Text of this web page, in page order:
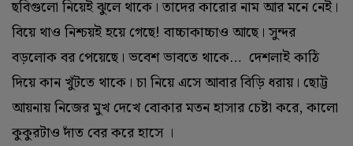
ছবিগুলো নিয়েই ঝুলে থাকে। তাদের কারোর নাম আর মনে নেই।
বিয়ে থাও নিশ্চয়ই হয়ে গেছে! বাচ্চাকাচ্চাও আছে। সুন্দর
বড়লোক বর পেয়েছে। ভবেশ ভাবতে থাকে… দেশলাই কাঠি
দিয়ে কান খুঁটতে থাকে। চা নিয়ে এসে আবার বিড়ি ধরায়। ছোট্ট
আয়নায় নিজের মুখ দেখে বোকার মতন হাসার চেষ্টা করে, কালো
কুকুরটাও দাঁত বের করে হাসে ।